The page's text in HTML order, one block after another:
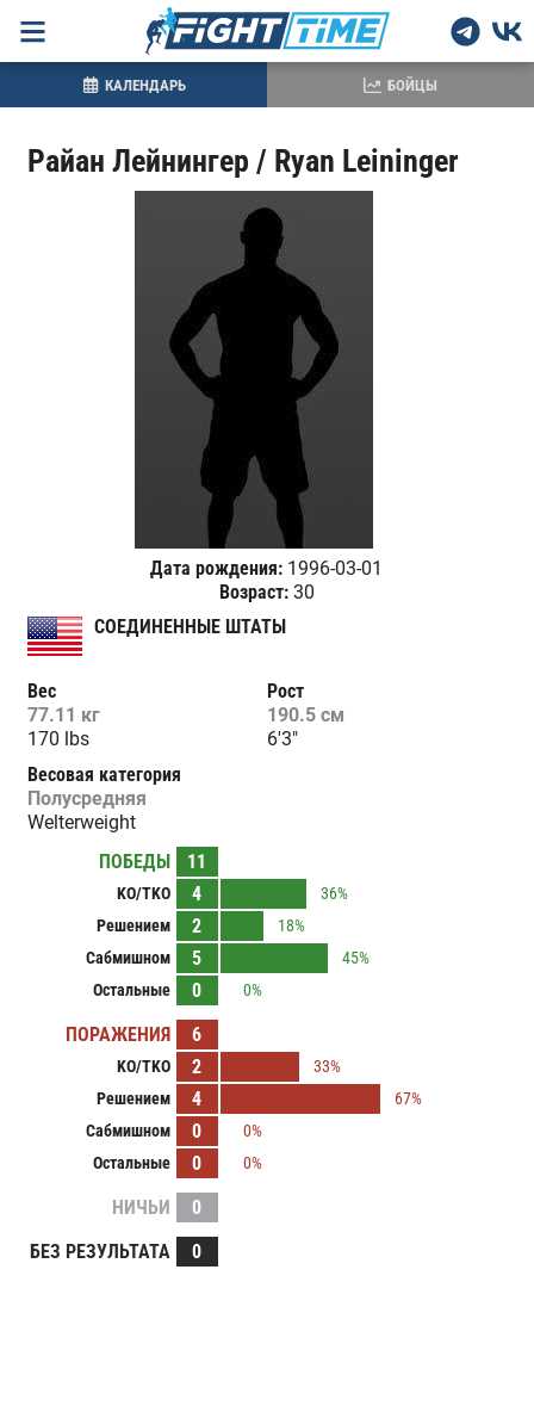
Райан Лейнингер / Ryan Leininger
Дата рождения: 1996-03-01
Возраст:30
СОЕДИНЕННЫЕ ШТАТЫ
Вес
77.11 кг
170 lbs
Рост
190.5 см
6'3"
Весовая категория
Полусредняя
Welterweight
ПОБЕДЫ
11
KO/TKO 4
36%
Решением
2
18%
Сабмишном
5
45%
Остальные
0 0%
ПОРАЖЕНИЯ 6
KO/TKO 2
33%
Решением
4
67%
Сабмишном
0
0%
Остальные
0 0%
НИЧЬИ
0
БЕЗ РЕЗУЛЬТАТА
0
КАЛЕНДАРЬ БОЙЦЫ